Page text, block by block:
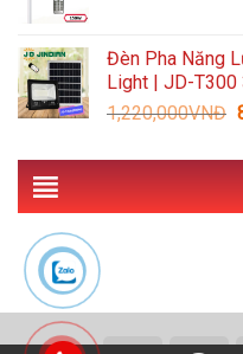
Đèn Pha Năng
Light | JD-T300
1,220,000VNĐ